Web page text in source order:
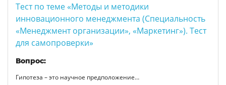
Тест по теме «Методы и методики
инновационного менеджмента (Специальность
«Менеджмент организации», «Маркетинг»). Тест
для самопроверки»
Вопрос:
Гипотеза – это научное предположение…